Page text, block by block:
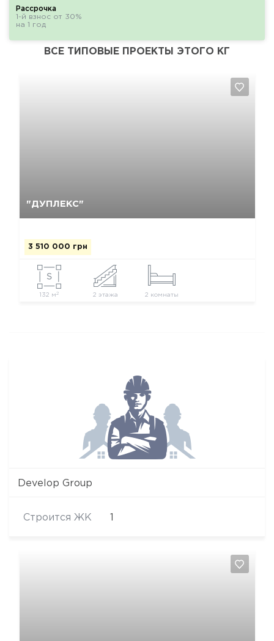
Рассрочка
1-й взнос от 30%
на 1 год
ВСЕ ТИПОВЫЕ ПРОЕКТЫ ЭТОГО КГ
"ДУПЛЕКС"
3 510 000 грн
132 м 2 2 этажа 2 комнаты
Develop Group
Строится ЖК 1